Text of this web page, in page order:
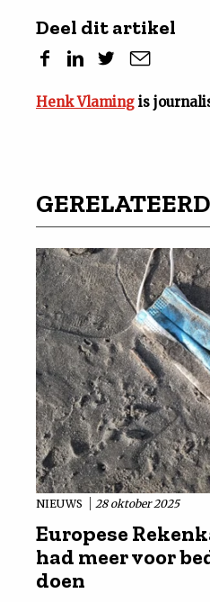
Deel dit artikel
Henk Vlaming is
GERELATEERD
NIEUWS 28 oktober 2025
Europese
had meer voor
doen